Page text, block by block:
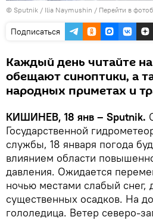
© Sputnik / Ilia Naymushin / Перейти в
Подписаться
Каждый день читайте
обещают синоптики, а
народных приметах и
КИШИНЕВ, 18 янв – Sputnik.
Государственной
службы, 18 января погода
влиянием области
давления. Ожидается
ночью местами слабый снег,
существенных осадков. На
гололедица. Ветер северо-